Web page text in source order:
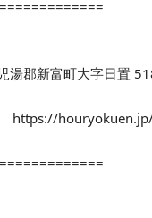
湯郡新富町大字日置
https://